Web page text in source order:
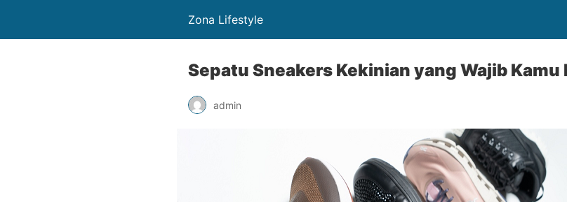
Zona Lifestyle
Sepatu Sneakers Kekinian yang Wajib Kamu
admin